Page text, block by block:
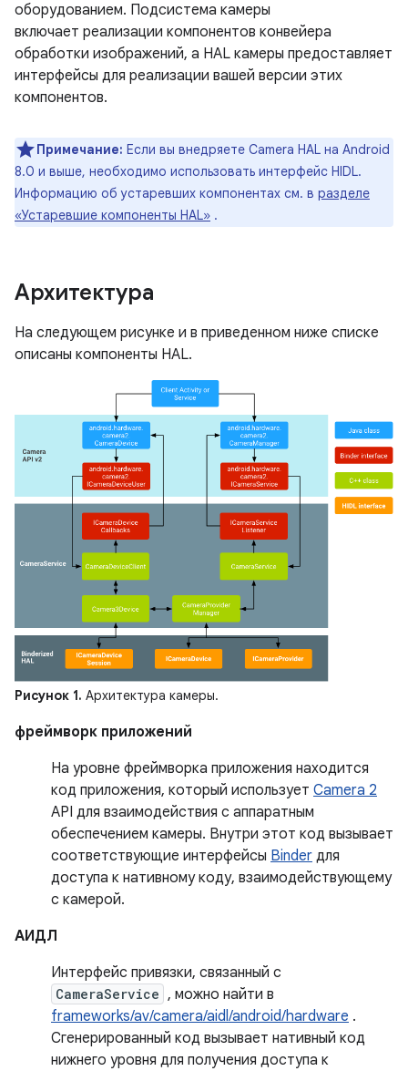
оборудованием. Подсистема камеры
включает реализации компонентов конвейера
обработки изображений, а HAL камеры предоставляет
интерфейсы для реализации вашей версии этих
компонентов.
Примечание: Если вы внедряете Camera HAL на Android
8.0 и выше, необходимо использовать интерфейс HIDL.
Информацию об устаревших компонентах см. в разделе
«Устаревшие компоненты HAL» .
Архитектура
На следующем рисунке и в приведенном ниже списке
описаны компоненты HAL.
Рисунок 1. Архитектура камеры.
фреймворк приложений
На уровне фреймворка приложения находится
код приложения, который использует Camera 2
API для взаимодействия с аппаратным
обеспечением камеры. Внутри этот код вызывает
соответствующие интерфейсы Binder для
доступа к нативному коду, взаимодействующему
с камерой.
АИДЛ
Интерфейс привязки, связанный с
CameraService , можно найти в
frameworks/av/camera/aidl/android/hardware .
Сгенерированный код вызывает нативный код
нижнего уровня для получения доступа к